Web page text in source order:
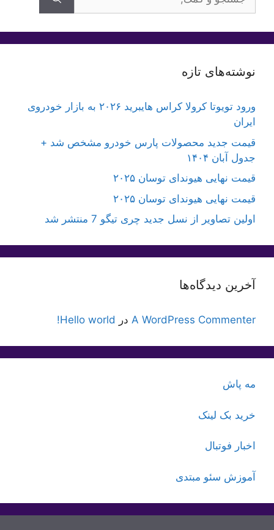
برای:
نوشته‌های تازه
ورود تویوتا کرولا کراس هایبرید ۲۰۲۶ به بازار خودروی
ایران
قیمت جدید محصولات پارس خودرو مشخص شد +
جدول آبان ۱۴۰۴
قیمت نهایی هیوندای توسان ۲۰۲۵
قیمت نهایی هیوندای توسان ۲۰۲۵
اولین تصاویر از نسل جدید چری تیگو 7 منتشر شد
آخرین دیدگاه‌ها
A WordPress Commenter در Hello world!
مه پاش
خرید بک لینک
اخبار فوتبال
آموزش سئو مبتدی